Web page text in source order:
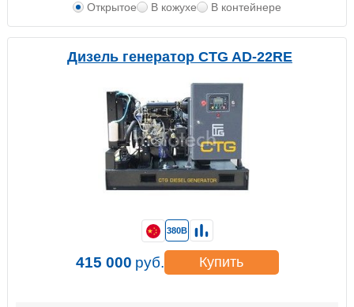
Открытое В кожухе В контейнере
Дизель генератор CTG AD-22RE
380В
415 000 руб. Купить